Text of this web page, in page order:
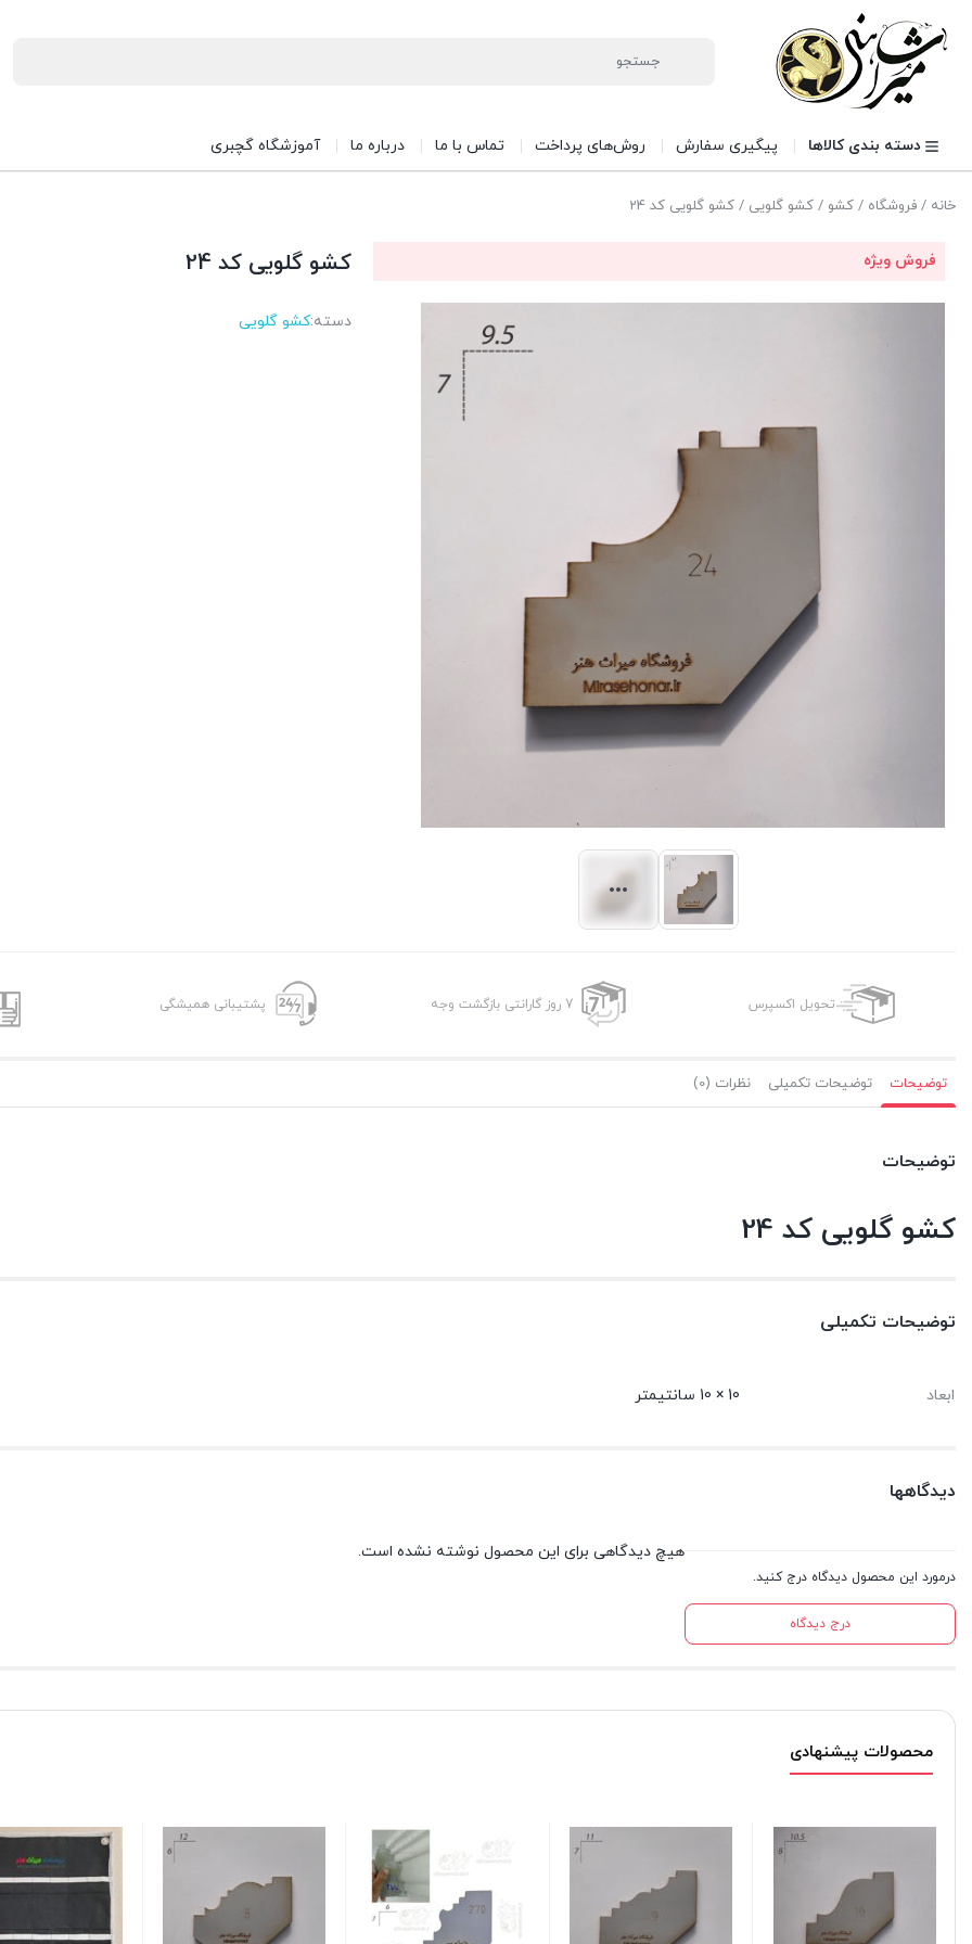
دسته بندی کالاها پیگیری سفارش روش‌های پرداخت تماس با ما درباره ما آموزشگاه گچبری
خانه / فروشگاه / کشو / کشو گلویی / کشو گلویی کد 24
فروش ویژه کشو گلویی کد 24
دسته:کشو گلویی
تحویل اکسپرس 7 روز گارانتی بازگشت وجه پشتیبانی همیشگی
توضیحات توضیحات تکمیلی نظرات (0)
توضیحات
کشو گلویی کد 24
توضیحات تکمیلی
ابعاد 10 × 10 سانتیمتر
دیدگاهها
درمورد این محصول دیدگاه درج کنید.
درج دیدگاه
هیچ دیدگاهی برای این محصول نوشته نشده است.
محصولات پیشنهادی